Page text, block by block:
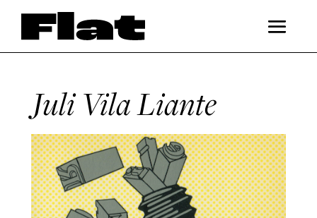
Juli Vila Liante